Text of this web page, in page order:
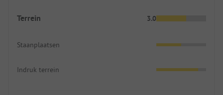
Terrein 3.0
Staanplaatsen
Indruk terrein